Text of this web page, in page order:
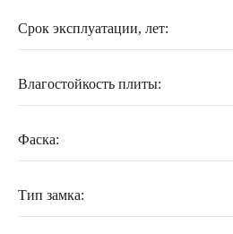
Срок эксплуатации, лет:
Влагостойкость плиты:
Фаска:
Тип замка: